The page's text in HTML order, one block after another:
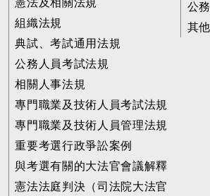
憲法及相關法規
組織法規
典試、考試通用法規
公務人員考試法規
相關人事法規
專門職業及技術人員考試法規
專門職業及技術人員管理法規
重要考選行政爭訟案例
與考選有關的大法官會議解釋
憲法法庭判決（司法院大法官
公
其